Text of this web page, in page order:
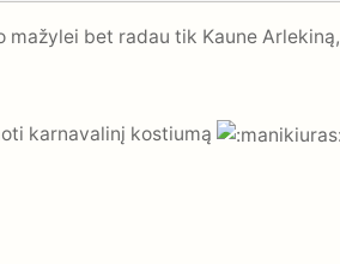
bet radau tik Kaune Arlekiną,
karnavalinį kostiumą